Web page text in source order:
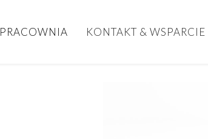
PRACOWNIA KONTAKT & WSPARCIE